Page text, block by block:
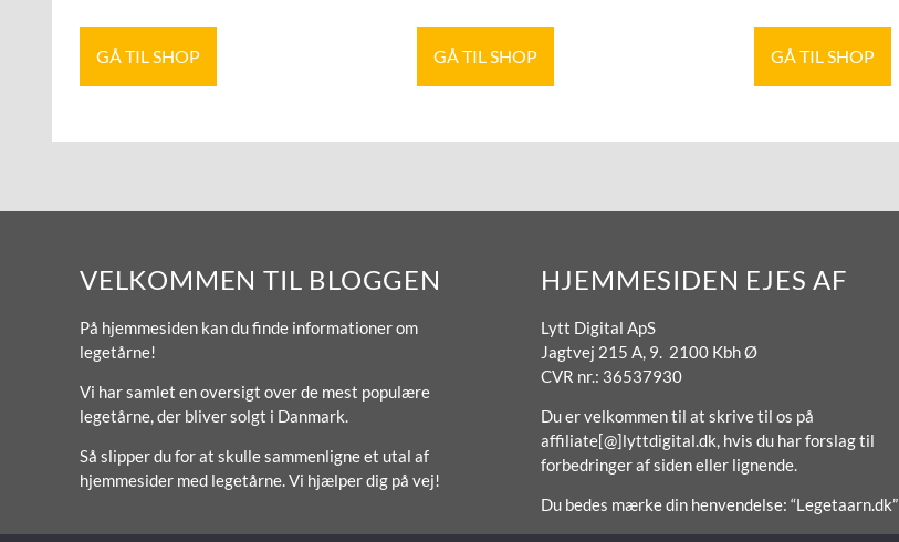
GÅ TIL SHOP GÅ TIL SHOP GÅ TIL SHOP
VELKOMMEN TIL BLOGGEN
På hjemmesiden kan du finde informationer om
legetårne!
Vi har samlet en oversigt over de mest populære
legetårne, der bliver solgt i Danmark.
Så slipper du for at skulle sammenligne et utal af
hjemmesider med legetårne. Vi hjælper dig på vej!
HJEMMESIDEN EJES AF
Lytt Digital ApS
Jagtvej 215 A, 9. 2100 Kbh Ø
CVR nr.: 36537930
Du er velkommen til at skrive til os på
affiliate[@]lyttdigital.dk, hvis du har forslag til
forbedringer af siden eller lignende.
Du bedes mærke din henvendelse: “Legetaarn.dk”